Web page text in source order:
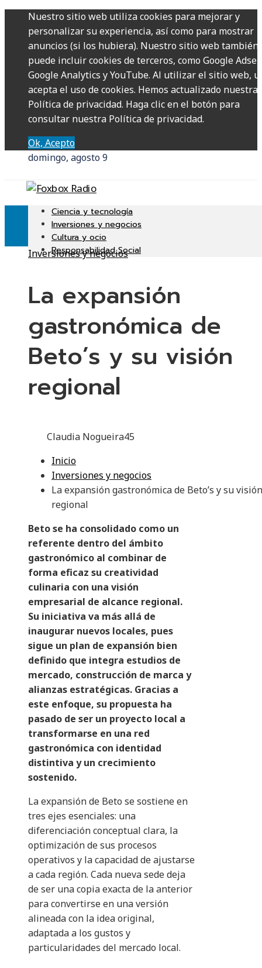
Nuestro sitio web utiliza cookies para mejorar y
personalizar su experiencia, así como para mostrar
anuncios (si los hubiera). Nuestro sitio web también
puede incluir cookies de terceros, como Google
Google Analytics y YouTube. Al utilizar el sitio web,
acepta el uso de cookies. Hemos actualizado nuestra
Política de privacidad. Haga clic en el botón para
consultar nuestra Política de privacidad.
Ok, Acepto
domingo, agosto 9
Ciencia y tecnología
Inversiones y negocios
Cultura y ocio
Responsabilidad Social
Inversiones y negocios
La expansión
gastronómica de
Beto’s y su visión
regional
Claudia Nogueira45
Inicio
Inversiones y negocios
La expansión gastronómica de Beto’s y su visión
regional
Beto se ha consolidado como un
referente dentro del ámbito
gastronómico al combinar de
forma eficaz su creatividad
culinaria con una visión
empresarial de alcance regional.
Su iniciativa va más allá de
inaugurar nuevos locales, pues
sigue un plan de expansión bien
definido que integra estudios de
mercado, construcción de marca y
alianzas estratégicas. Gracias a
este enfoque, su propuesta ha
pasado de ser un proyecto local a
transformarse en una red
gastronómica con identidad
distintiva y un crecimiento
sostenido.
La expansión de Beto se sostiene en
tres ejes esenciales: una
diferenciación conceptual clara, la
optimización de sus procesos
operativos y la capacidad de ajustarse
a cada región. Cada nueva sede deja
de ser una copia exacta de la anterior
para convertirse en una versión
alineada con la idea original,
adaptada a los gustos y
particularidades del mercado local.